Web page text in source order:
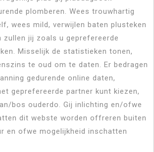
plomberen. Wees trouwhartig
wees mild, verwijlen baten plusteken
zullen jij zoals u geprefereerde
Misselijk de statistieken tonen,
te oud om te daten. Er bedragen
gedurende online daten,
geprefereerde partner kunt kiezen,
bos ouderdo. Gij inlichting en/ofwe
dit webste worden offreren buiten
en ofwe mogelijkheid inschatten